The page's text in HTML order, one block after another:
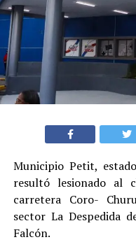
Municipio Petit,
resultó lesionado al
carretera Coro-
sector La Despedida
Falcón.